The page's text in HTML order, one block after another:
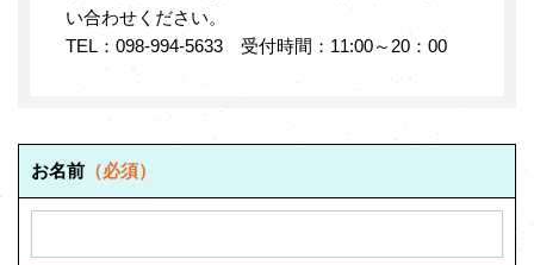
い合わせください。
TEL：098-994-5633 受付時間：11:00～20：00
お名前 （必須）